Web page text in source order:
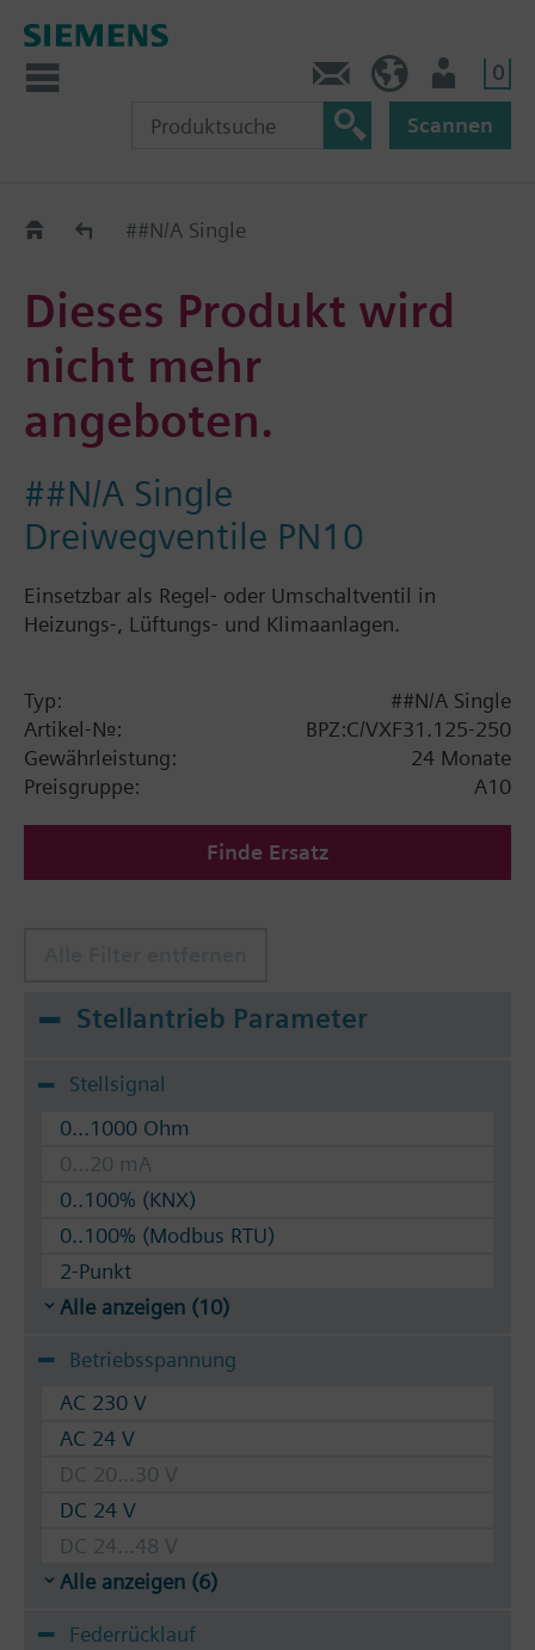
0
Scannen
Old2New##N/A Single
Dieses Produkt wird
nicht mehr
angeboten.
##N/A Single
Dreiwegventile PN10
Einsetzbar als Regel- oder Umschaltventil in
Heizungs-, Lüftungs- und Klimaanlagen.
Typ:
##N/A Single
Artikel-Nr.:
BPZ:C/VXF31.125-250
Gewährleistung:
24 Monate
Preisgruppe:
A10
Finde Ersatz
Stellantrieb Parameter
Stellsignal
0...1000 Ohm
0...20 mA
0..100% (KNX)
0..100% (Modbus RTU)
2-Punkt
Alle anzeigen (10)
Betriebsspannung
AC 230 V
AC 24 V
DC 20...30 V
DC 24 V
DC 24...48 V
Alle anzeigen (6)
Federrücklauf